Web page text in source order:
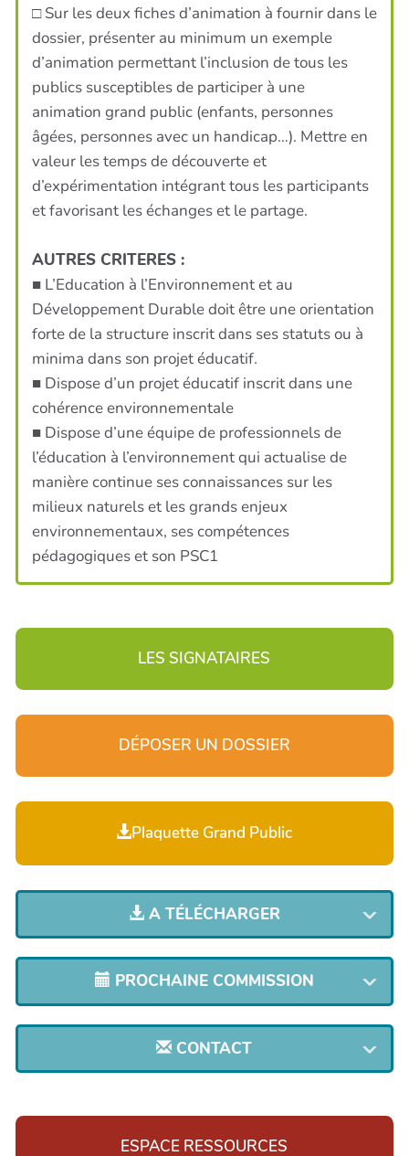
□ Sur les deux fiches d’animation à fournir dans le
dossier, présenter au minimum un exemple
d’animation permettant l’inclusion de tous les
publics susceptibles de participer à une
animation grand public (enfants, personnes
âgées, personnes avec un handicap…). Mettre en
valeur les temps de découverte et
d’expérimentation intégrant tous les participants
et favorisant les échanges et le partage.
AUTRES CRITERES :
■ L’Education à l’Environnement et au
Développement Durable doit être une orientation
forte de la structure inscrit dans ses statuts ou à
minima dans son projet éducatif.
■ Dispose d’un projet éducatif inscrit dans une
cohérence environnementale
■ Dispose d’une équipe de professionnels de
l’éducation à l’environnement qui actualise de
manière continue ses connaissances sur les
milieux naturels et les grands enjeux
environnementaux, ses compétences
pédagogiques et son PSC1
LES SIGNATAIRES
DÉPOSER UN DOSSIER
Plaquette Grand Public
A TÉLÉCHARGER
PROCHAINE COMMISSION
CONTACT
ESPACE RESSOURCES